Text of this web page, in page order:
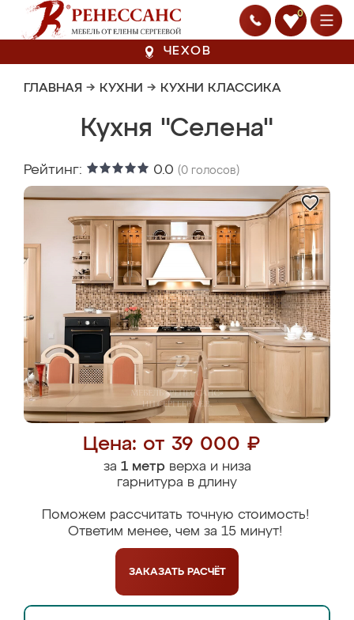
0
ЧЕХОВ
ГЛАВНАЯ → КУХНИ → КУХНИ КЛАССИКА
Кухня "Селена"
Рейтинг: 0.0 (0 голосов)
Цена: от 39 000 ₽
за 1 метрверха и низа
гарнитура в длину
Поможем рассчитать точную стоимость!
Ответим менее, чем за 15 минут!
ЗАКАЗАТЬ РАСЧЁТ